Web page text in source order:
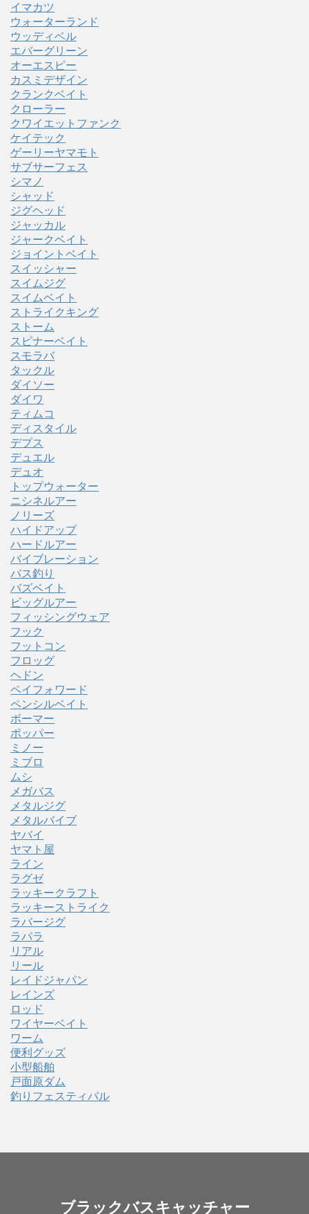
イマカツ
ウォーターランド
ウッディベル
エバーグリーン
オーエスピー
カスミデザイン
クランクベイト
クローラー
クワイエットファンク
ケイテック
ゲーリーヤマモト
サブサーフェス
シマノ
シャッド
ジグヘッド
ジャッカル
ジャークベイト
ジョイントベイト
スイッシャー
スイムジグ
スイムベイト
ストライクキング
ストーム
スピナーベイト
スモラバ
タックル
ダイソー
ダイワ
ティムコ
ディスタイル
デプス
デュエル
デュオ
トップウォーター
ニシネルアー
ノリーズ
ハイドアップ
ハードルアー
バイブレーション
バス釣り
バズベイト
ビッグルアー
フィッシングウェア
フック
フットコン
フロッグ
ヘドン
ペイフォワード
ペンシルベイト
ボーマー
ポッパー
ミノー
ミブロ
ムシ
メガバス
メタルジグ
メタルバイブ
ヤバイ
ヤマト屋
ライン
ラグゼ
ラッキークラフト
ラッキーストライク
ラバージグ
ラパラ
リアル
リール
レイドジャパン
レインズ
ロッド
ワイヤーベイト
ワーム
便利グッズ
小型船舶
戸面原ダム
釣りフェスティバル
ブラックバスキャッチャー